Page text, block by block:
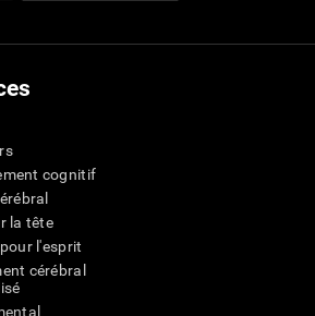
cognitif
la tête
l'esprit
cérébral